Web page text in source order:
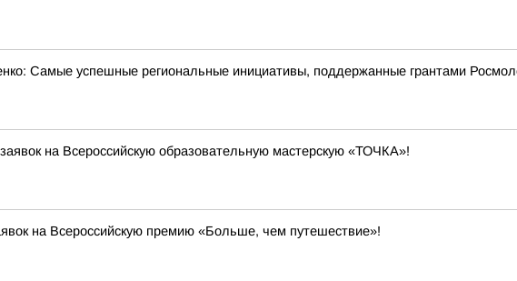
Самые успешные региональные инициативы, поддержанные грантами
на Всероссийскую образовательную мастерскую «ТОЧКА»!
на Всероссийскую премию «Больше, чем путешествие»!